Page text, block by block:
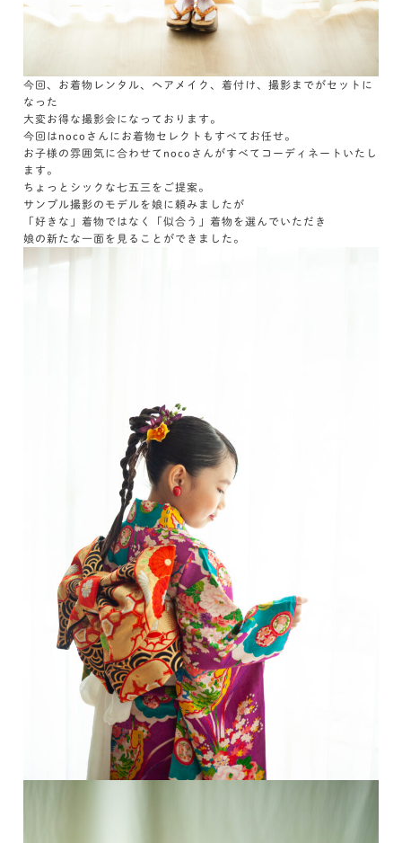
今回、お着物レンタル、ヘアメイク、着付け、撮影までがセットに
なった
大変お得な撮影会になっております。
今回はnocoさんにお着物セレクトもすべてお任せ。
お子様の雰囲気に合わせてnocoさんがすべてコーディネートいたし
ます。
ちょっとシックな七五三をご提案。
サンプル撮影のモデルを娘に頼みましたが
「好きな」着物ではなく「似合う」着物を選んでいただき
娘の新たな一面を見ることができました。